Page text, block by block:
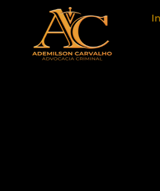
conteúdo